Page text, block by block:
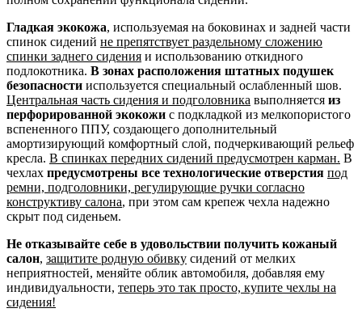
Гладкая экокожа, используемая на боковинах и задней части
спинок сидений не препятствует раздельному сложению
спинки заднего сидения и использованию откидного
подлокотника. В зонах расположения штатных подушек
безопасности используется специальный ослабленный шов.
Центральная часть сидения и подголовника выполняется из
перфорированной экокожи с подкладкой из мелкопористого
вспененного ППУ, создающего дополнительный
амортизирующий комфортный слой, подчеркивающий рельеф
кресла. В спинках передних сидений предусмотрен карман. В
чехлах предусмотрены все технологические отверстия под
ремни, подголовники, регулирующие ручки согласно
конструктиву салона, при этом сам крепеж чехла надежно
скрыт под сиденьем.
Не отказывайте себе в удовольствии получить кожаный
салон, защитите родную обивку сидений от мелких
неприятностей, меняйте облик автомобиля, добавляя ему
индивидуальности, теперь это так просто, купите чехлы на
сидения!